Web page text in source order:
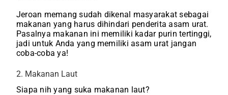
Jeroan memang sudah dikenal masyarakat sebagai
makanan yang harus dihindari penderita asam urat.
Pasalnya makanan ini memiliki kadar purin tertinggi,
jadi untuk Anda yang memiliki asam urat jangan
coba-coba ya!
2. Makanan Laut
Siapa nih yang suka makanan laut?